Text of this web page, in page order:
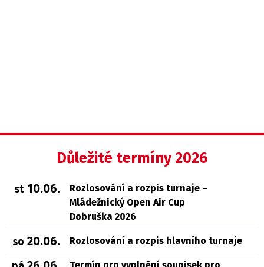
Důležité termíny 2026
st 10.06.
Rozlosování a rozpis turnaje –
Mládežnický Open Air Cup
Dobruška 2026
so 20.06. Rozlosování a rozpis hlavního turnaje
Termín pro vyplnění soupisek pro